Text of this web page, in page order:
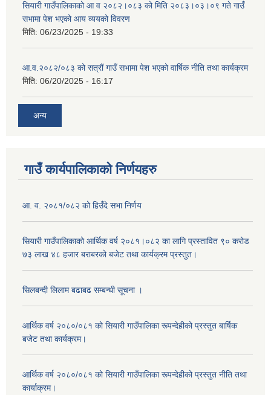
सियारी गाउँपालिकाको आ व २०८२।०८३ को मिति २०८३।०३।०९ गते गाउँ
सभामा पेश भएको आय व्ययको विवरण
मिति: 06/23/2025 - 19:33
आ.व.२०८२/०८३ को सत्रौं गाउँ सभामा पेश भएको वार्षिक नीति तथा कार्यक्रम
मिति: 06/20/2025 - 16:17
अन्य
गाउँ कार्यपालिकाको निर्णयहरु
आ. व. २०८१/०८२ को हिउँदे सभा निर्णय
सियारी गाउँपालिकाको आर्थिक वर्ष २०८१।०८२ का लागि प्रस्तावित ९० करोड
७३ लाख ४८ हजार बराबरको बजेट तथा कार्यक्रम प्रस्तुत।
सिलबन्दी लिलाम बढाबढ सम्बन्धी सूचना ।
आर्थिक वर्ष २०८०/०८१ को सियारी गाउँपालिका रूपन्देहीको प्रस्तुत बार्षिक
बजेट तथा कार्यक्रम।
आर्थिक वर्ष २०८०/०८१ को सियारी गाउँपालिका रूपन्देहीको प्रस्तुत नीति तथा
कार्याक्रम।